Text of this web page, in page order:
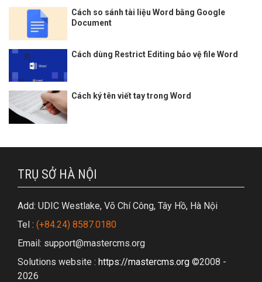
Cách so sánh tài liệu Word bằng Google
Document
Cách dùng Restrict Editing bảo vệ file Word
Cách ký tên viết tay trong Word
TRỤ SỞ HÀ NỘI
Add: UDIC Westlake, Võ Chí Công, Tây Hồ, Hà Nội
Tel : (+84.24) 8587.0180
Email: support@mastercms.org
Solutions website : https://mastercms.org ©2008 -
2026